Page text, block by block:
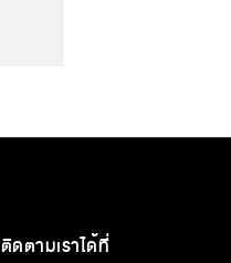
ติดตามเราได้ที่